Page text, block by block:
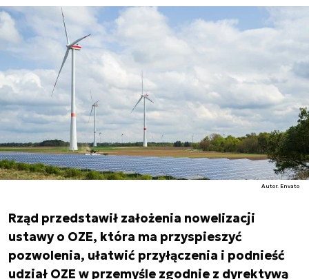
Autor. Envato
Rząd przedstawił założenia nowelizacji
ustawy o OZE, która ma przyspieszyć
pozwolenia, ułatwić przyłączenia i podnieść
udział OZE w przemyśle zgodnie z dyrektywą